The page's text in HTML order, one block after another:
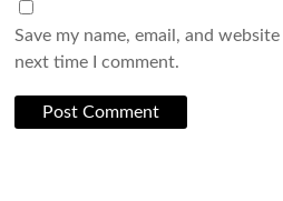
Save my name, email, and
next time I comment.